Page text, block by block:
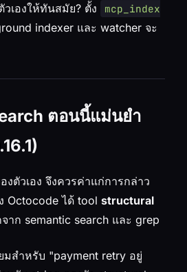
เองให้ทันสมัย? ตั้ง
mcp_index
indexer และ watcher จะ
ตอนนี้แม่นยำ
งตัวเอง จึงควรค่าแก่การกล่าว
Octocode ได้ tool structural
าก semantic search และ grep
มสำหรับ "payment retry อยู่